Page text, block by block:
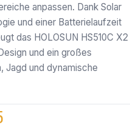
anpassen. Dank Solar
und einer Batterielaufzeit
das HOLOSUN HS510C X2
und ein großes
Jagd und dynamische
Preis